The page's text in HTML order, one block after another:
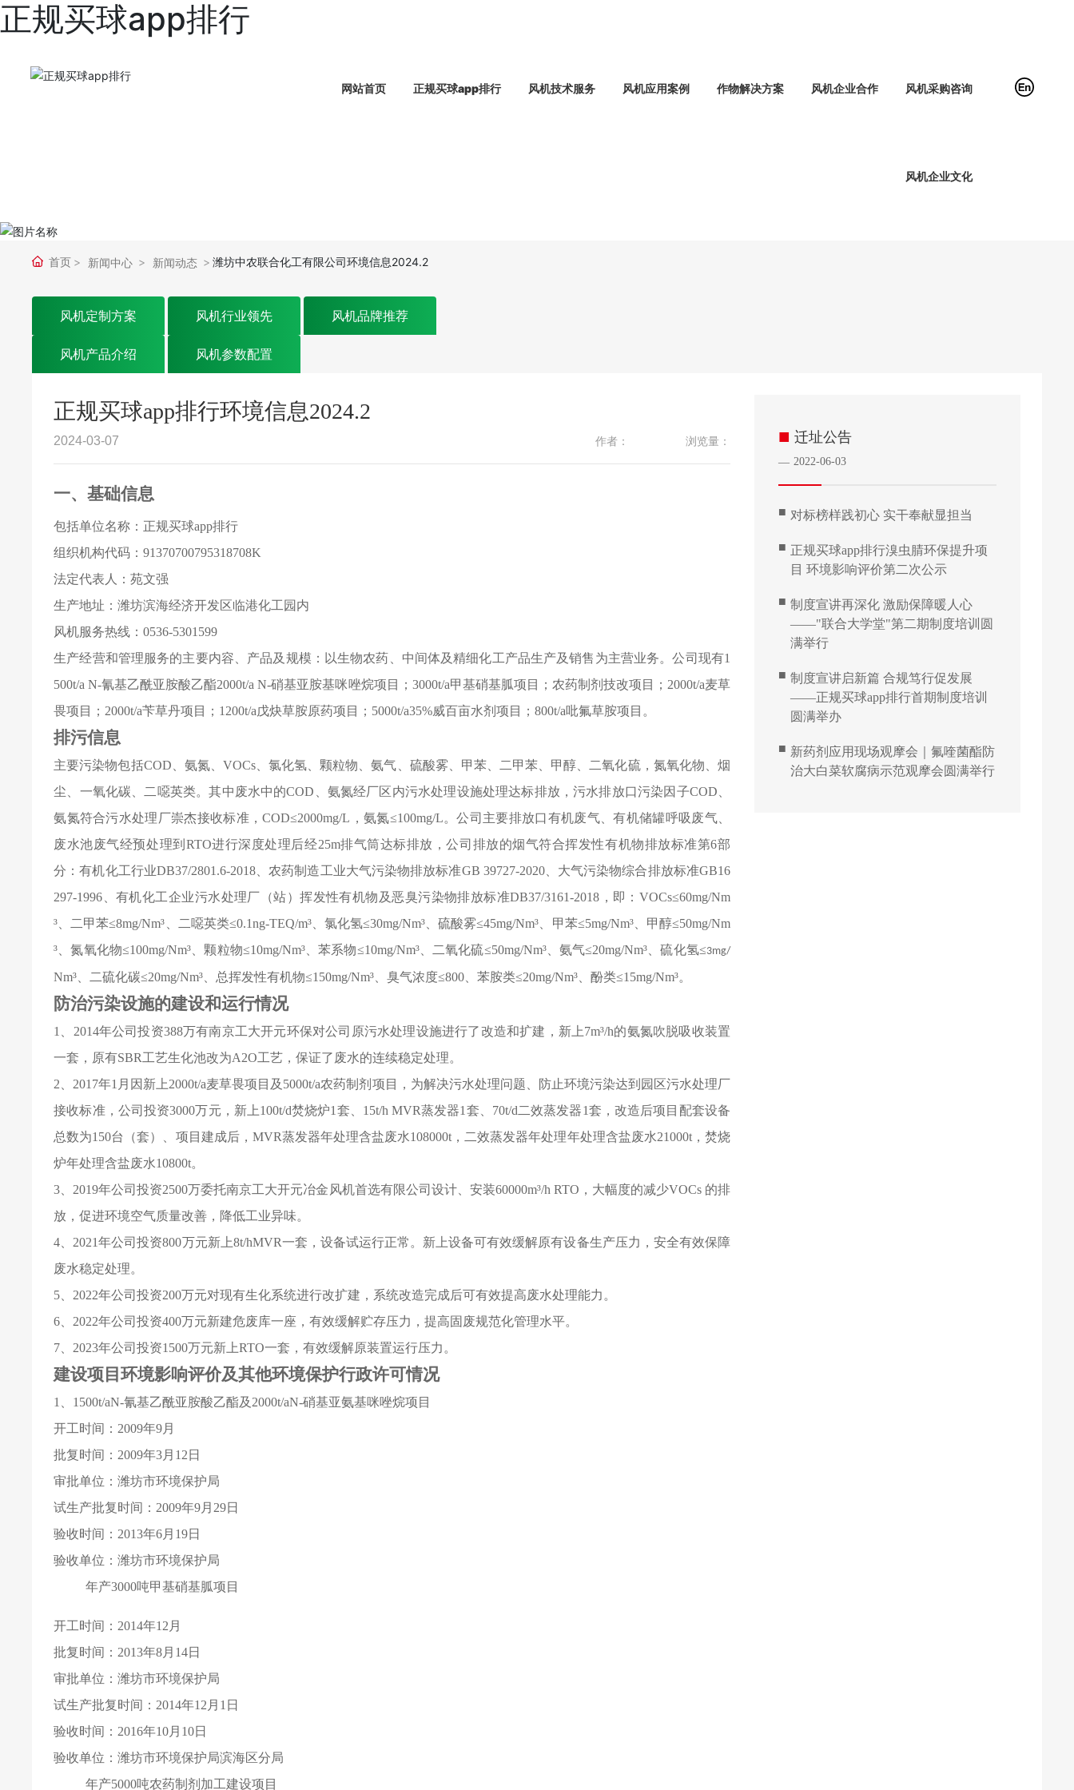
正规买球app排行
网站首页 正规买球app排行 风机技术服务 风机应用案例 作物解决方案 风机企业合作 风机采购咨询
风机企业文化
首页 新闻中心 新闻动态 潍坊中农联合化工有限公司环境信息2024.2
风机定制方案 风机行业领先 风机品牌推荐
风机产品介绍 风机参数配置
正规买球app排行环境信息2024.2
2024-03-07 作者： 浏览量：
一、基础信息
包括单位名称：正规买球app排行
组织机构代码：91370700795318708K
法定代表人：苑文强
生产地址：潍坊滨海经济开发区临港化工园内
风机服务热线：0536-5301599
生产经营和管理服务的主要内容、产品及规模：以生物农药、中间体及精细化工产品生产及销售为主营业务。公司现有1
500t/a N-氰基乙酰亚胺酸乙酯2000t/a N-硝基亚胺基咪唑烷项目；3000t/a甲基硝基胍项目；农药制剂技改项目；2000t/a麦草
畏项目；2000t/a苄草丹项目；1200t/a戊炔草胺原药项目；5000t/a35%威百亩水剂项目；800t/a吡氟草胺项目。
排污信息
主要污染物包括COD、氨氮、VOCs、氯化氢、颗粒物、氨气、硫酸雾、甲苯、二甲苯、甲醇、二氧化硫，氮氧化物、烟
尘、一氧化碳、二噁英类。其中废水中的COD、氨氮经厂区内污水处理设施处理达标排放，污水排放口污染因子COD、
氨氮符合污水处理厂崇杰接收标准，COD≤2000mg/L，氨氮≤100mg/L。公司主要排放口有机废气、有机储罐呼吸废气、
废水池废气经预处理到RTO进行深度处理后经25m排气筒达标排放，公司排放的烟气符合挥发性有机物排放标准第6部
分：有机化工行业DB37/2801.6-2018、农药制造工业大气污染物排放标准GB 39727-2020、大气污染物综合排放标准GB16
297-1996、有机化工企业污水处理厂（站）挥发性有机物及恶臭污染物排放标准DB37/3161-2018 ，即：VOCs≤60mg/Nm
³、二甲苯≤8mg/Nm³、二噁英类≤0.1ng-TEQ/m³、氯化氢≤30mg/Nm³、硫酸雾≤45mg/Nm³、甲苯≤5mg/Nm³、甲醇≤50mg/Nm
³、氮氧化物≤100mg/Nm³、颗粒物≤10mg/Nm³、苯系物≤10mg/Nm³、二氧化硫≤50mg/Nm³、氨气≤20mg/Nm³、硫化氢≤3mg/
Nm³、 二硫化碳≤20mg/Nm³、 总挥发性有机物≤150mg/Nm³、臭气浓度≤800、苯胺类≤20mg/Nm³、酚类≤15mg/Nm³。
防治污染设施的建设和运行情况
1
、2014年公司投资388万有南京工大开元环保对公司原污水处理设施进行了改造和扩建，新上7m³/h的氨氮吹脱吸收装置
一套，原有SBR工艺生化池改为A2O工艺，保证了废水的连续稳定处理。
2 、2017年1月因新上2000t/a麦草畏项目及5000t/a农药制剂项目，为解决污水处理问题、防止环境污染达到园区污水处理厂
接收标准，公司投资3000万元，新上100t/d焚烧炉1套、15t/h MVR蒸发器1套、70t/d二效蒸发器1套，改造后项目配套设备
总数为150台（套）、项目建成后，MVR蒸发器年处理含盐废水108000t，二效蒸发器年处理年处理含盐废水21000t，焚烧
炉年处理含盐废水10800t。
3 、2019年公司投资2500万委托南京工大开元冶金风机首选有限公司设计、安装60000m³/h RTO，大幅度的减少VOCs 的排
放，促进环境空气质量改善，降低工业异味。
4 、2021年公司投资800万元新上8t/hMVR一套，设备试运行正常。新上设备可有效缓解原有设备生产压力，安全有效保障
废水稳定处理。
5 、2022年公司投资200万元对现有生化系统进行改扩建，系统改造完成后可有效提高废水处理能力。
6 、2022年公司投资400万元新建危废库一座，有效缓解贮存压力，提高固废规范化管理水平。
7 、2023年公司投资1500万元新上RTO一套，有效缓解原装置运行压力。
建设项目环境影响评价及其他环境保护行政许可情况
1
、1500t/aN-氰基乙酰亚胺酸乙酯及2000t/aN-硝基亚氨基咪唑烷项目
开工时间：2009年9月
批复时间：2009年3月12日
审批单位：潍坊市环境保护局
试生产批复时间：2009年9月29日
验收时间：2013年6月19日
验收单位：潍坊市环境保护局
年产3000吨甲基硝基胍项目
开工时间：2014年12月
批复时间：2013年8月14日
审批单位：潍坊市环境保护局
试生产批复时间：2014年12月1日
验收时间：2016年10月10日
验收单位：潍坊市环境保护局滨海区分局
年产5000吨农药制剂加工建设项目
■ 迁址公告
— 2022-06-03
■ 对标榜样践初心 实干奉献显担当
■ 正规买球app排行溴虫腈环保提升项
目 环境影响评价第二次公示
■ 制度宣讲再深化 激励保障暖人心
——"联合大学堂"第二期制度培训圆
满举行
■ 制度宣讲启新篇 合规笃行促发展
——正规买球app排行首期制度培训
圆满举办
■ 新药剂应用现场观摩会｜氟喹菌酯防
治大白菜软腐病示范观摩会圆满举行